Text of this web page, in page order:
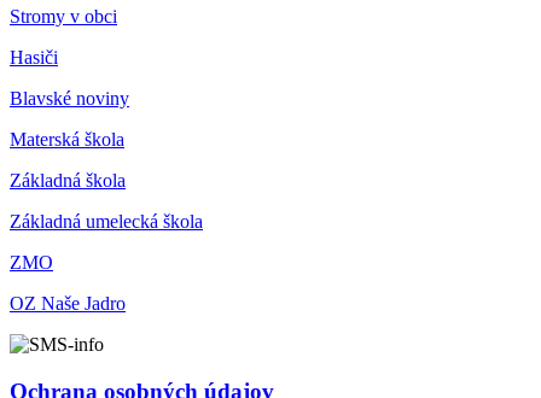
Stromy v obci
Hasiči
Blavské noviny
Materská škola
Základná škola
Základná umelecká škola
ZMO
OZ Naše Jadro
Ochrana osobných údajov